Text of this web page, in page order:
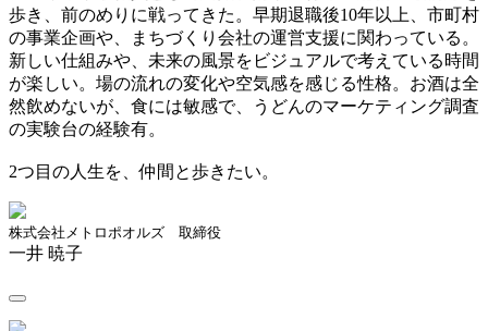
歩き、前のめりに戦ってきた。早期退職後10年以上、市町村
の事業企画や、まちづくり会社の運営支援に関わっている。
新しい仕組みや、未来の風景をビジュアルで考えている時間
が楽しい。場の流れの変化や空気感を感じる性格。お酒は全
然飲めないが、食には敏感で、うどんのマーケティング調査
の実験台の経験有。
2つ目の人生を、仲間と歩きたい。
株式会社メトロポオルズ 取締役
一井 暁子